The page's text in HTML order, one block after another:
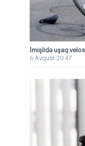
İmişlidə uşaq
6 Avqust 20:47